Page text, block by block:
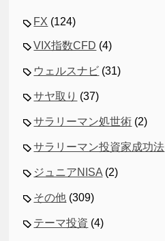
FX (124)
VIX指数CFD (4)
ウェルスナビ (31)
サヤ取り (37)
サラリーマン処世術 (2)
サラリーマン投資家成功法
ジュニアNISA (2)
その他 (309)
テーマ投資 (4)